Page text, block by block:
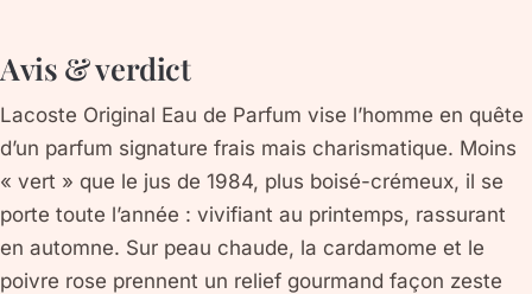
Avis & verdict
Lacoste Original Eau de Parfum vise l’homme en quête
d’un parfum signature frais mais charismatique. Moins
« vert » que le jus de 1984, plus boisé-crémeux, il se
porte toute l’année : vivifiant au printemps, rassurant
en automne. Sur peau chaude, la cardamome et le
poivre rose prennent un relief gourmand façon zeste